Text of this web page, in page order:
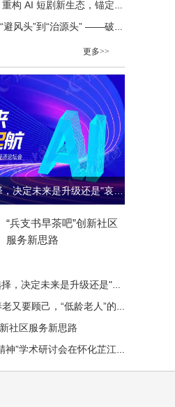
榭尔超级智能体：重构 AI 短剧新生态，锚定去中心化价值互联网未来
“3·15”行动后：从“避风头”到“治源头” ——破解消费安全“灰化时代”的治理困局
更多>>
驾驭AI：我们的选择，决定未来是升级还是"哀歌"
“兵支书早茶吧”创新社区
服务新思路
驾驭AI：我们的选择，决定未来是升级还是"哀歌"
与法同行丨既要养老又要顾己，“低龄老人”的赡养义务能变通吗？
社区服务新思路
“湖南与伟大抗战精神”学术研讨会在怀化芷江召开